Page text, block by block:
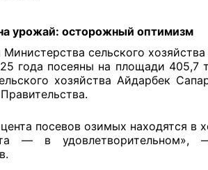
урожай: осторожный оптимизм
сельского
года посеяны на площади 405,7
хозяйства Айдарбек
посевов озимых находятся в
— в удовлетворительном»,